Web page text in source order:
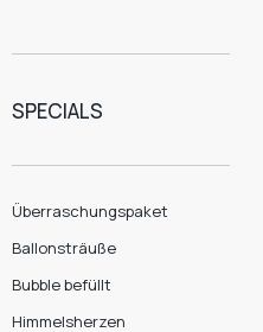
SPECIALS
Überraschungspaket
Ballonsträuße
Bubble befüllt
Himmelsherzen